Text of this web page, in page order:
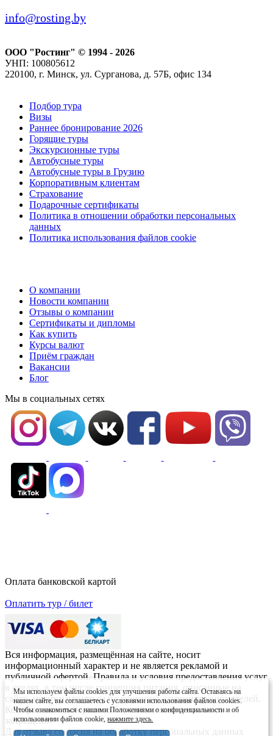
Мы используем файлы cookies для улучшения работы сайта. Оставаясь на
нашем сайте, вы соглашаетесь с условиями использования файлов cookies.
Чтобы ознакомиться с нашими Положениями о конфиденциальности и об
использовании файлов cookie,нажмите здесь.
info@rosting.by
ООО "Ростинг" © 1994 - 2026
УНП: 100805612
220100, г. Минск, ул. Сурганова, д. 57Б, офис 134
Подбор тура
Визы
Раннее бронирование 2026
Горящие туры
Экскурсионные туры
Автобусные туры
Автобусные туры в Грузию
Корпоративным клиентам
Страхование
Подарочные сертификаты
Политика в отношении обработки персональных
данных
Политика использования файлов cookie
О компании
Новости компании
Отзывы о компании
Сертификаты и дипломы
Как купить
Курсы валют
Приём граждан
Вакансии
Блог
Мы в социальных сетях
Оплата банковской картой
Оплатить тур / билет
Вся информация, размещённая на сайте, носит
информационный характер и не является рекламой и
публичной офертой. Правила и условия предоставления услуг
в отелях, в том числе концепция питания, описанные на
сайте, могут изменяться по решению администрации отелей.
Копирование материалов без письменного согласия
запрещено.
Для отзыва согласия на обработку персональных данных